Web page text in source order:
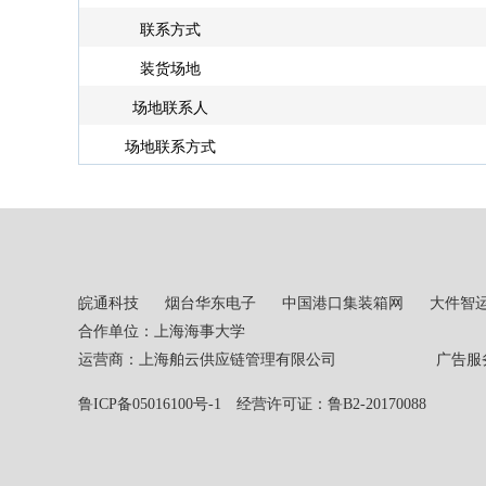
联系方式
装货场地
场地联系人
场地联系方式
皖通科技 烟台华东电子 中国港口集装箱网
大件智
合作单位：上海海事大学
运营商：上海舶云供应链管理有限公司 广告服务热
鲁ICP备05016100号-1 经营许可证：鲁B2-20170088